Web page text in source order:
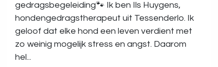
gedragsbegeleiding🐾 Ik ben Ils Huygens,
hondengedragstherapeut uit Tessenderlo. Ik
geloof dat elke hond een leven verdient met
zo weinig mogelijk stress en angst. Daarom
hel...